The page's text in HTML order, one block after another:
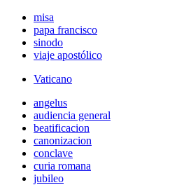
misa
papa francisco
sinodo
viaje apostólico
Vaticano
angelus
audiencia general
beatificacion
canonizacion
conclave
curia romana
jubileo